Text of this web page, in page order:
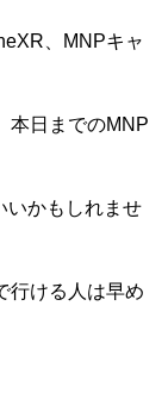
、MNPキャ
本日までのMNP
いかもしれませ
行ける人は早め